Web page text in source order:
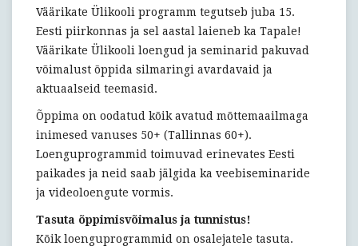
Väärikate Ülikooli programm tegutseb juba 15.
Eesti piirkonnas ja sel aastal laieneb ka Tapale!
Väärikate Ülikooli loengud ja seminarid pakuvad
võimalust õppida silmaringi avardavaid ja
aktuaalseid teemasid.
Õppima on oodatud kõik avatud mõttemaailmaga
inimesed vanuses 50+ (Tallinnas 60+).
Loenguprogrammid toimuvad erinevates Eesti
paikades ja neid saab jälgida ka veebiseminaride
ja videoloengute vormis.
Tasuta õppimisvõimalus ja tunnistus!
Kõik loenguprogrammid on osalejatele tasuta.